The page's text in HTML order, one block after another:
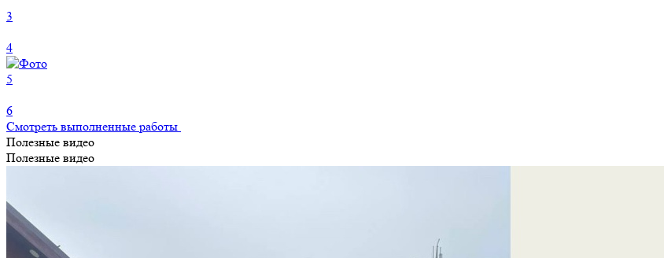
3
4
5
6
Смотреть выполненные работы
Полезные видео
Полезные видео